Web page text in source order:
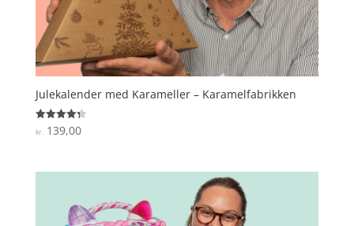
Julekalender med Karameller – Karamelfabrikken
Vurderet
4.3
kr. 139,00